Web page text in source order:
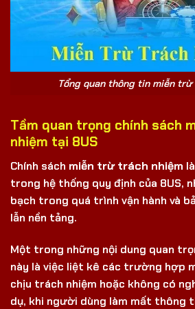
Tổng quan thông tin miễn
Tầm quan trọng chính sách
nhiệm tại 8US
Chính sách miễn trừ trách nhiệm
trong hệ thống quy định của 8US,
bạch trong quá trình vận hành và
lẫn nền tảng.
Một trong những nội dung quan
này là việc liệt kê các trường hợp
chịu trách nhiệm hoặc không có
dụ, khi người dùng làm mất thông